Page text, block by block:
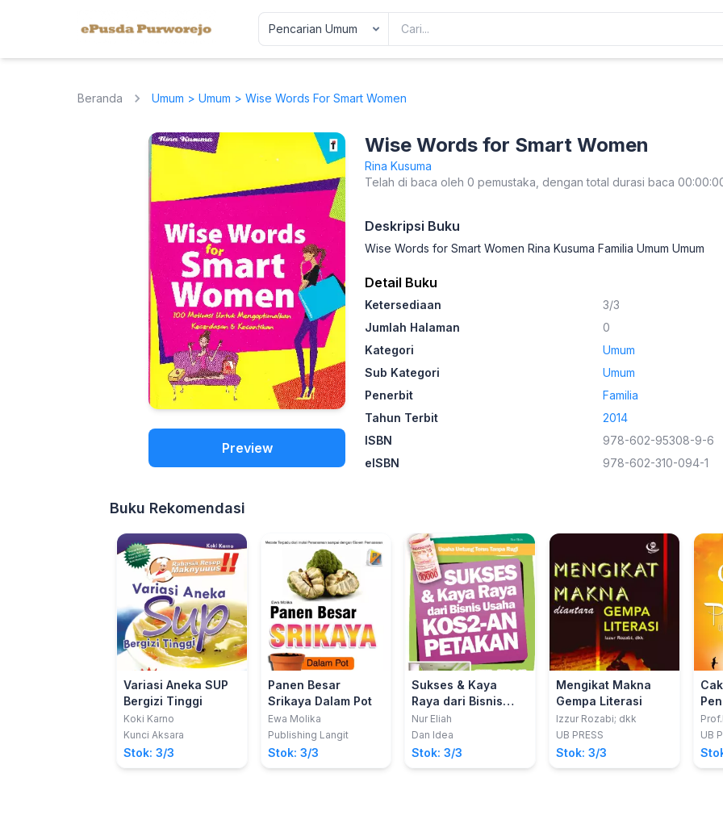
Beranda Umum > Umum > Wise Words For Smart Women
Preview
Wise Words for Smart Women
Rina Kusuma
Telah di baca oleh 0 pemustaka, dengan total durasi baca
Deskripsi Buku
Wise Words for Smart Women Rina Kusuma Familia Umum Umum
Detail Buku
Ketersediaan
3/3
Jumlah Halaman
0
Kategori
Umum
Sub Kategori
Umum
Penerbit
Familia
Tahun Terbit
2014
ISBN
978-602-95308-9-6
eISBN
978-602-310-094-1
Buku Rekomendasi
Variasi Aneka SUP
Bergizi Tinggi
Koki Karno
Kunci Aksara
Stok: 3/3
Panen Besar
Srikaya Dalam Pot
Ewa Molika
Publishing Langit
Stok: 3/3
Sukses & Kaya
Raya dari Bisnis
Usaha Kos-kosan
Petakan
Nur Eliah
Dan Idea
Stok: 3/3
Mengikat Makna
Gempa Literasi
Izzur Rozabi; dkk
UB PRESS
Stok: 3/3
UB